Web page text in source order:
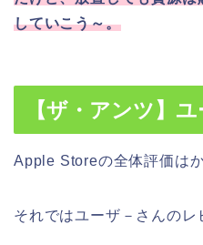
していこう～。
【ザ・アンツ】
Apple Storeの全体評価は
それではユーザ－さんのレ